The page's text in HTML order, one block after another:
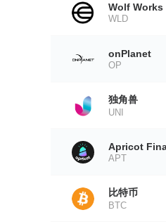
WLD
onPlanet
OP
独角兽
UNI
APT
比特币
BTC